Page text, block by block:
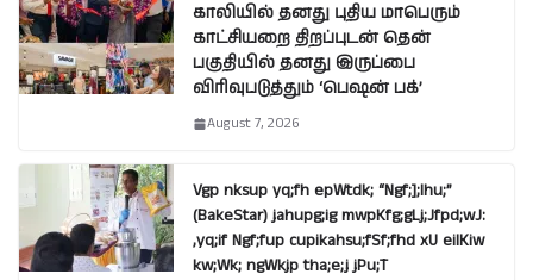
காலியில் தனது புதிய மாபெரும்
காட்சியறை திறப்புடன் தென்
பகுதியில் தனது இருப்பை
விரிவுபடுத்தும் ‘பெஷன் பக்’
August 7, 2026
Vgp nksup yq;fh epWtdk; “Ngf;];lhu;”
(BakeStar) jahupg;ig mwpKfg;gLj;Jfpd;wJ:
,yq;if Ngf;fup cupikahsu;fSf;fhd xU eilKiw
kw;Wk; ngWkjp tha;e;j jPu;T